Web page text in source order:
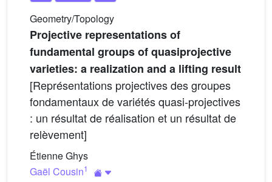
Geometry/Topology
Projective representations of
fundamental groups of quasiprojective
varieties: a realization and a lifting result
[Représentations projectives des groupes
fondamentaux de variétés quasi-projectives
: un résultat de réalisation et un résultat de
relèvement]
Étienne Ghys
Gaël Cousin1